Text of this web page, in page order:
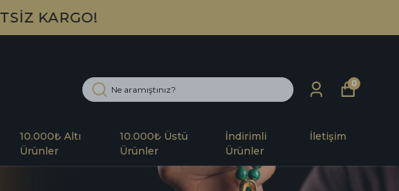
10.000₺ Altı
Ürünler
10.000₺ Üstü
Ürünler
İndirimli
Ürünler
İletişim
0